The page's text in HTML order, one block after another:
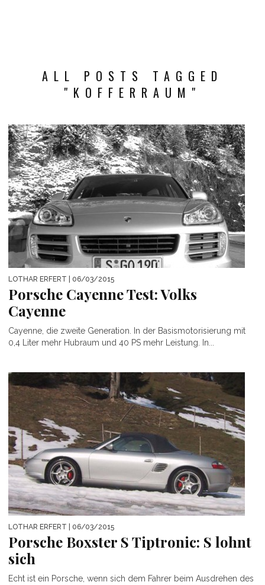
ALL POSTS TAGGED
"KOFFERRAUM"
LOTHAR ERFERT | 06/03/2015
Porsche Cayenne Test: Volks
Cayenne
Cayenne, die zweite Generation. In der Basismotorisierung mit
0,4 Liter mehr Hubraum und 40 PS mehr Leistung. In...
LOTHAR ERFERT | 06/03/2015
Porsche Boxster S Tiptronic: S lohnt
sich
Echt ist ein Porsche, wenn sich dem Fahrer beim Ausdrehen des